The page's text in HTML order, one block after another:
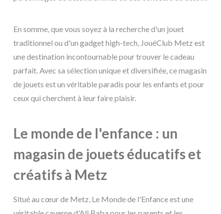
En somme, que vous soyez à la recherche d'un jouet
traditionnel ou d'un gadget high-tech, JouéClub Metz est
une destination incontournable pour trouver le cadeau
parfait. Avec sa sélection unique et diversifiée, ce magasin
de jouets est un véritable paradis pour les enfants et pour
ceux qui cherchent à leur faire plaisir.
Le monde de l'enfance : un
magasin de jouets éducatifs et
créatifs à Metz
Situé au cœur de Metz, Le Monde de l'Enfance est une